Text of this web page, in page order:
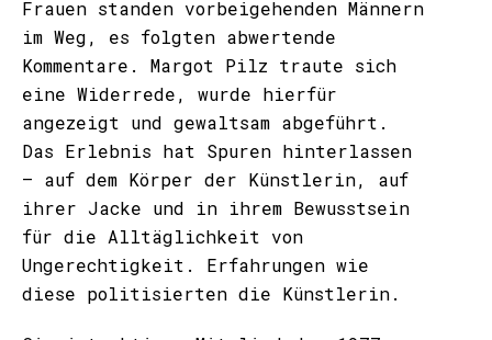
Frauen standen vorbeigehenden Männern
im Weg, es folgten abwertende
Kommentare. Margot Pilz traute sich
eine Widerrede, wurde hierfür
angezeigt und gewaltsam abgeführt.
Das Erlebnis hat Spuren hinterlassen
– auf dem Körper der Künstlerin, auf
ihrer Jacke und in ihrem Bewusstsein
für die Alltäglichkeit von
Ungerechtigkeit. Erfahrungen wie
diese politisierten die Künstlerin.